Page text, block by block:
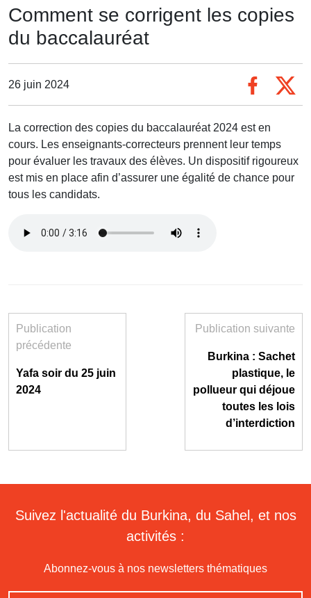
Comment se corrigent les copies
du baccalauréat
26 juin 2024
La correction des copies du baccalauréat 2024 est en
cours. Les enseignants-correcteurs prennent leur temps
pour évaluer les travaux des élèves. Un dispositif rigoureux
est mis en place afin d’assurer une égalité de chance pour
tous les candidats.
Publication
précédente
Yafa soir du 25 juin
2024
Publication suivante
Burkina : Sachet
plastique, le
pollueur qui déjoue
toutes les lois
d’interdiction
Suivez l'actualité du Burkina, du Sahel, et nos
activités :
Abonnez-vous à nos newsletters thématiques